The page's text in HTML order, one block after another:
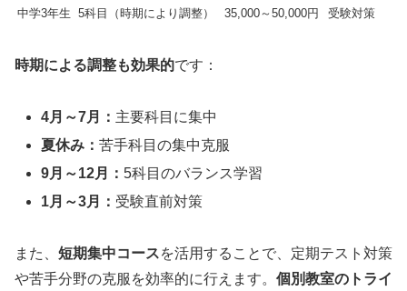
中学3年生 5科目（時期により調整） 35,000～50,000円 受験対策
時期による調整も効果的です：
4月～7月： 主要科目に集中
夏休み：苦手科目の集中克服
9月～12月：5科目のバランス学習
1月～3月： 受験直前対策
また、 短期集中コースを活用することで、定期テスト対策
や苦手分野の克服を効率的に行えます。 個別教室のトライ